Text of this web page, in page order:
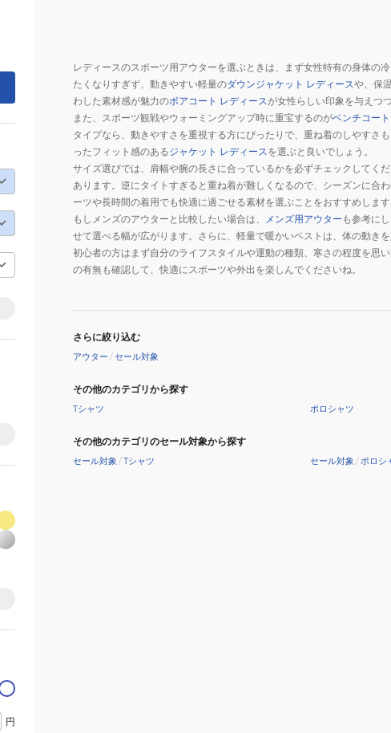
レディースのスポーツ用アウターを選ぶときは、まず女性特有の身体の
たくなりすぎず、動きやすい軽量のダウンジャケット レディースや、保
わした素材感が魅力のボアコート レディースが女性らしい印象を与えつ
また、スポーツ観戦やウォーミングアップ時に重宝するのがベンチコー
タイプなら、動きやすさを重視する方にぴったりで、重ね着のしやすさ
ったフィット感のあるジャケット レディース を選ぶと良いでしょう。
サイズ選びでは、肩幅や腕の長さに合っているかを必ずチェックしてく
あります。逆にタイトすぎると重ね着が難しくなるので、シーズンに合
ーツや長時間の着用でも快適に過ごせる素材を選ぶことをおすすめします
もしメンズのアウターと比較したい場合は、
メンズ用アウター も参考に
せて選べる幅が広がります。さらに、軽量で暖かいベストは、体の動き
初心者の方はまず自分のライフスタイルや運動の種類、寒さの程度を思
の有無も確認して、快適にスポーツや外出を楽しんでくださいね。
さらに絞り込む
アウター /セール対象
その他のカテゴリから探す
Tシャツ ポロシャツ
その他のカテゴリのセール対象から探す
セール対象 /Tシャツ セール対象 /ポロシ
円